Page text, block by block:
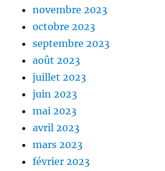
novembre 2023
octobre 2023
septembre 2023
août 2023
juillet 2023
juin 2023
mai 2023
avril 2023
mars 2023
février 2023